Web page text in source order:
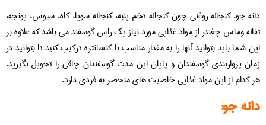
دانه جو، کنجاله روغنی چون کنجاله تخم پنبه، کنجاله سویا، کاه، سبوس، یونجه،
تفاله وماس چغندر از مواد غذایی مورد نیاز یک راس گوسفند می باشد که علاوه بر
این شما باید بتوانید آنها را به مقدار مناسب با کنسانتره ترکیب کنید تا بتوانید در
زمان پرواربندی گوسفندان و پایان این مدت گوسفندان چاقی را تحویل بگیرید.
هر کدام از این مواد غذایی خاصیت های منحصر به فردی دارد.
دانه جو: